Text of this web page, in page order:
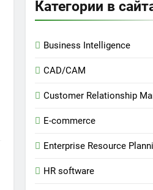
Категории в
Business Intelligence
CAD/CAM
Customer Relationship
E-commerce
Enterprise Resource
HR software